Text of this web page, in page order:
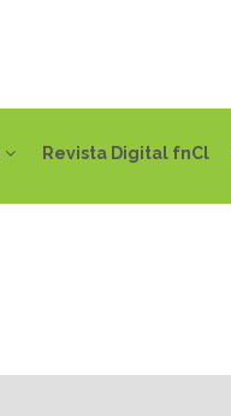
Revista Digital fnCl